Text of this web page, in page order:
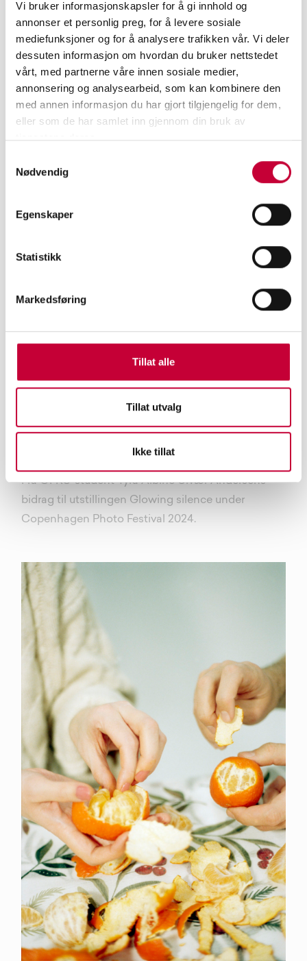
Vi bruker informasjonskapsler for å gi innhold og
annonser et personlig preg, for å levere sosiale
mediefunksjoner og for å analysere trafikken vår. Vi deler
dessuten informasjon om hvordan du bruker nettstedet
vårt, med partnerne våre innen sosiale medier,
annonsering og analysearbeid, som kan kombinere den
med annen informasjon du har gjort tilgjengelig for dem,
eller som de har samlet inn gjennom din bruk av
tjenestene deres.
Nødvendig
Egenskaper
Statistikk
Markedsføring
Tillat alle
Tillat utvalg
Ikke tillat
Fra OFKS-student Tyra Albine Ulvær Andersens
bidrag til utstillingen Glowing silence under
Copenhagen Photo Festival 2024.